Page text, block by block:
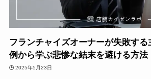
フランチャイズオーナーが失敗す
例から学ぶ悲惨な結末を避ける方法
2025年5月23日